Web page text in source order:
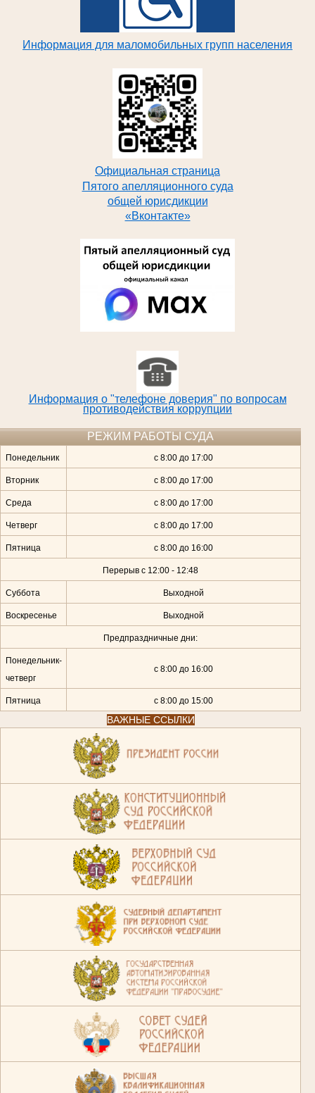
Информация для маломобильных групп населения
Официальная страница
Пятого апелляционного суда
общей юрисдикции
«Вконтакте»
Информация о "телефоне доверия" по вопросам
противодействия коррупции
РЕЖИМ РАБОТЫ СУДА
Понедельник с 8:00 до 17:00
Вторник с 8:00 до 17:00
Среда с 8:00 до 17:00
Четверг с 8:00 до 17:00
Пятница с 8:00 до 16:00
Перерыв с 12:00 - 12:48
Суббота Выходной
Воскресенье Выходной
Предпраздничные дни:
Понедельник-
четверг
с 8:00 до 16:00
Пятница с 8:00 до 15:00
ВАЖНЫЕ ССЫЛКИ